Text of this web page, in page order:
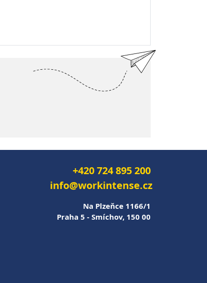
+420 724 895 200
info@workintense.cz
Na Plzeňce 1166/1
Praha 5 - Smíchov, 150 00